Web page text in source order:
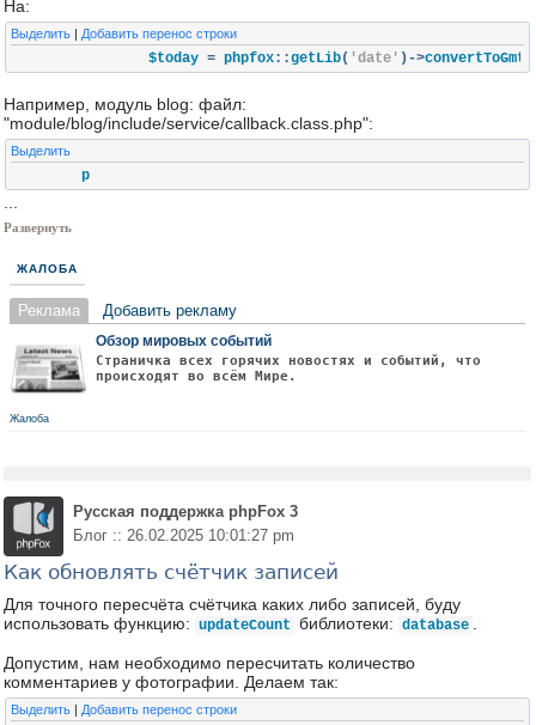
На:
Выделить | Добавить перенос строки
		$today
= phpfox::getLib( 'date' )->convertToGmt
Например, модуль blog: файл:
"module/blog/include/service/callback.class.php":
Выделить
	p
Развернуть
ЖАЛОБА
Реклама Добавить рекламу
Обзор мировых событий
Страничка всех горячих новостях и событий, что
происходят во всём Мире.
Жалоба
Русская поддержка phpFox 3
Блог :: 26.02.2025 10:01:27 pm
Как обновлять счётчик записей
Для точного пересчёта счётчика каких либо записей, буду
использовать функцию: updateCount библиотеки: database
Допустим, нам необходимо пересчитать количество
комментариев у фотографии. Делаем так:
Выделить | Добавить перенос строки